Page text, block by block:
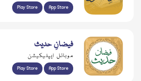
Play Store App Store
فیضانِ حدیث
موبائل ایپلیکیشن
Play Store App Store